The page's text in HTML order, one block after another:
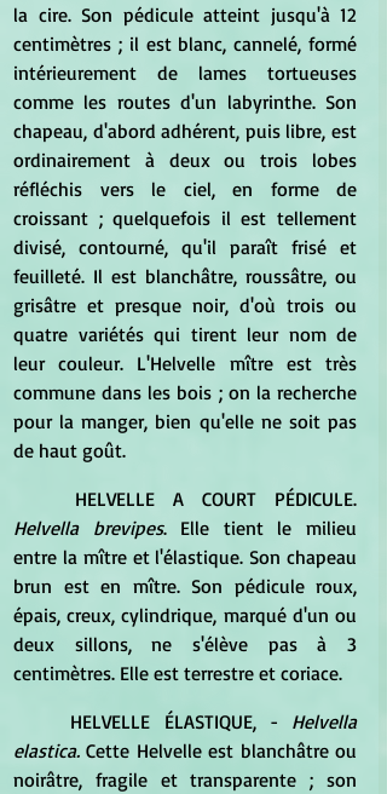
la cire. Son pédicule atteint jusqu'à 12
centimètres ; il est blanc, cannelé, formé
intérieurement de lames tortueuses
comme les routes d'un labyrinthe. Son
chapeau, d'abord adhérent, puis libre, est
ordinairement à deux ou trois lobes
réfléchis vers le ciel, en forme de
croissant ; quelquefois il est tellement
divisé, contourné, qu'il paraît frisé et
feuilleté. Il est blanchâtre, roussâtre, ou
grisâtre et presque noir, d'où trois ou
quatre variétés qui tirent leur nom de
leur couleur. L'Helvelle mître est très
commune dans les bois ; on la recherche
pour la manger, bien qu'elle ne soit pas
de haut goût.
Helvella brevipes. Elle tient le milieu
entre la mître et l'élastique. Son chapeau
brun est en mître. Son pédicule roux,
épais, creux, cylindrique, marqué d'un ou
deux sillons, ne s'élève pas à 3
centimètres. Elle est terrestre et coriace.
	HELVELLE ÉLASTIQUE, -
Helvella
elastica. Cette Helvelle est blanchâtre ou
noirâtre, fragile et transparente ; son